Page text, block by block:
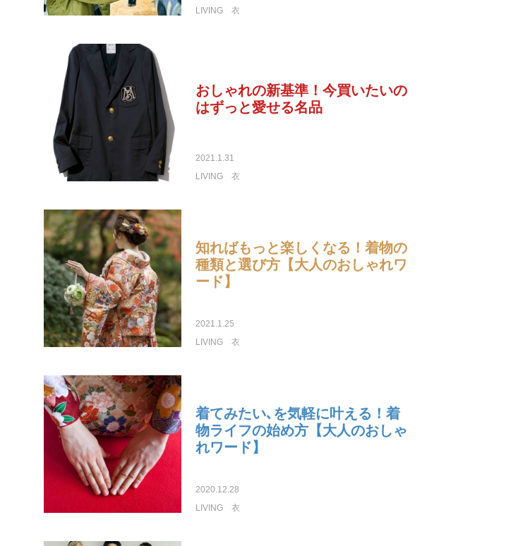
LIVING
衣
おしゃれの新基準！今買いたいの
はずっと愛せる名品
2021.1.31
LIVING
衣
知ればもっと楽しくなる！着物の
種類と選び方【大人のおしゃれワ
ード】
2021.1.25
LIVING
衣
着てみたい､を気軽に叶える！着
物ライフの始め方【大人のおしゃ
れワード】
2020.12.28
LIVING
衣